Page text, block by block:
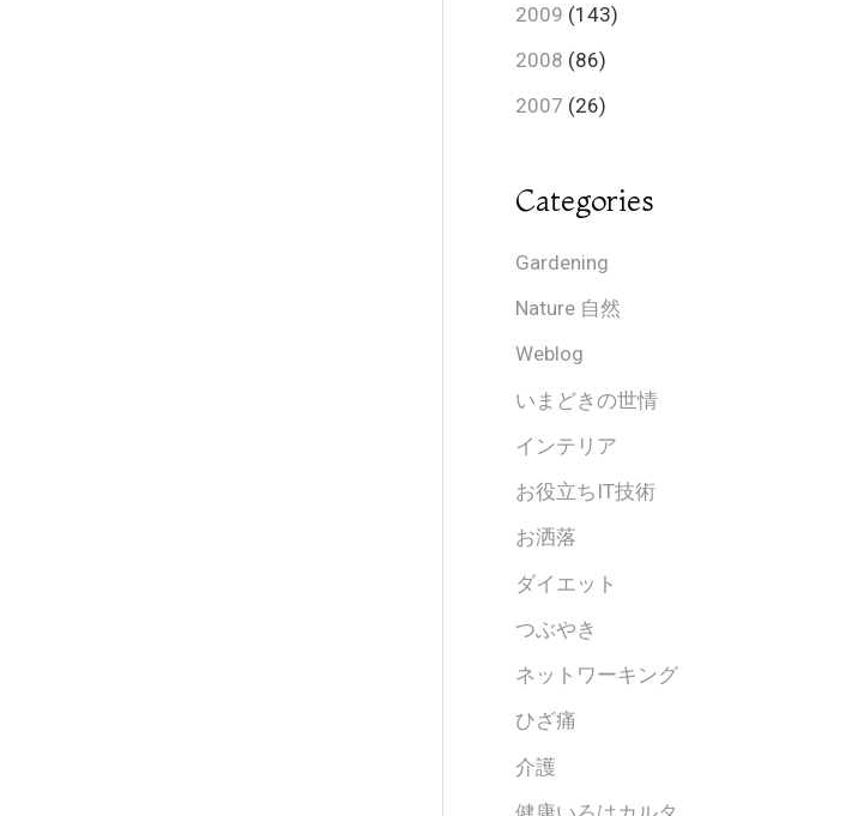
2009 (143)
2008 (86)
2007 (26)
Categories
Gardening
Nature 自然
Weblog
いまどきの世情
インテリア
お役立ちIT技術
お洒落
ダイエット
つぶやき
ネットワーキング
ひざ痛
介護